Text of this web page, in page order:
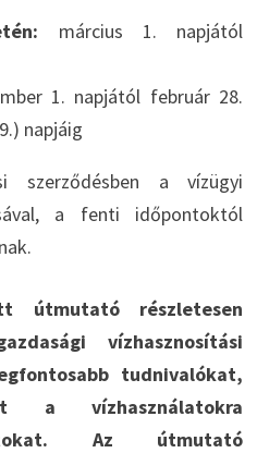
március 1. napjától
1. napjától február 28.
napjáig
a vízügyi
a fenti időpontoktól
útmutató részletesen
vízhasznosítási
tudnivalókat,
a vízhasználatokra
Az útmutató